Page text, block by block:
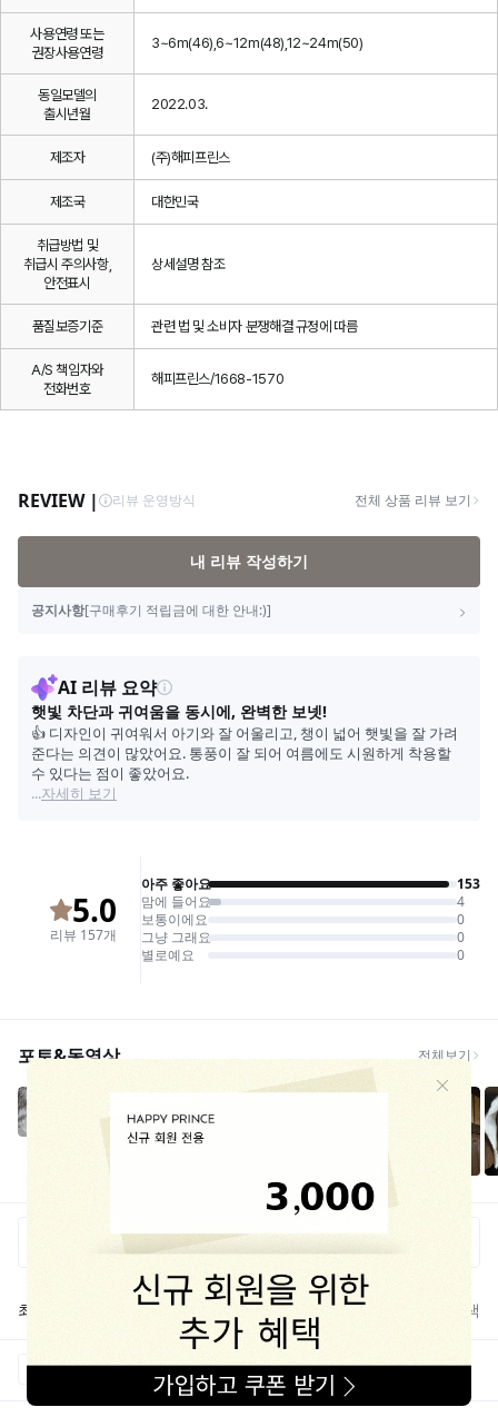
사용연령 또는
권장사용연령
3~6m(46),6~12m(48),12~24m(50)
동일모델의
출시년월
2022.03.
제조자 (주)해피프린스
제조국 대한민국
취급방법 및
취급시 주의사항,
안전표시
상세설명 참조
품질보증기준 관련 법 및 소비자 분쟁해결 규정에 따름
A/S 책임자와
전화번호
해피프린스/1668-1570